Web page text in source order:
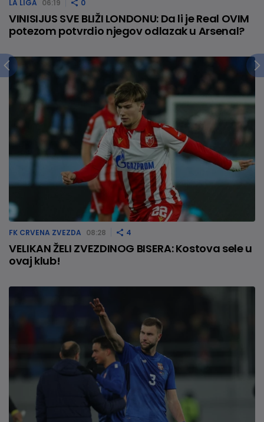
LA LIGA 06:19 0
VINISIJUS SVE BLIŽI LONDONU: Da li je Real OVIM
potezom potvrdio njegov odlazak u Arsenal?
FK CRVENA ZVEZDA 08:28 4
VELIKAN ŽELI ZVEZDINOG BISERA: Kostova sele u
ovaj klub!